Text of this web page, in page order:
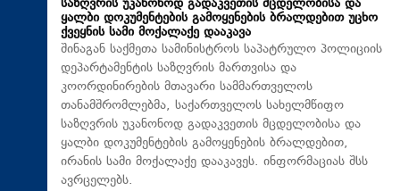
ყალბი დოკუმენტების გამოყენების ბრალდებით უცხო
ქვეყნის სამი მოქალაქე დააკავა
შინაგან საქმეთა სამინისტროს საპატრულო პოლიციის
დეპარტამენტის საზღვრის მართვისა და
კოორდინირების მთავარი სამმართველოს
თანამშრომლებმა, საქართველოს სახელმწიფო
საზღვრის უკანონოდ გადაკვეთის მცდელობისა და
ყალბი დოკუმენტების გამოყენების ბრალდებით,
ირანის სამი მოქალაქე დააკავეს. ინფორმაციას შსს
ავრცელებს.